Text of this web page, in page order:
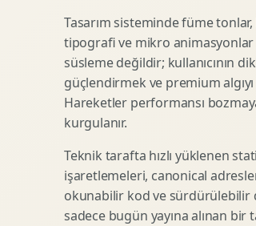
Premium Ambalaj Tasarimi
Etiket Tasarimi
Kutu Tasarimi
Raf Gorunurlugu
Gida Ambalaj Tasarimi
Kozmetik Ambalaj Tasarimi
E Ticaret Kutu Tasarimi
Ambalaj Mockup Tasarimi
Afis
Brosur
Sosyal
Sunum
Infografik
Fuaye
Kurumsal
Tasarım sisteminde füme
tipografi ve mikro animasyonlar
süsleme değildir; kullanıcının
güçlendirmek ve premium
Hareketler performansı
kurgulanır.
Teknik tarafta hızlı yüklenen
işaretlemeleri, canonical
okunabilir kod ve sürdürülebilir
sadece bugün yayına alınan bir